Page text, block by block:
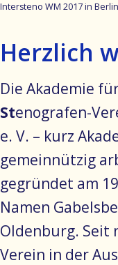
Intersteno WM 2017 in
Herzlich
Die Akademie
Stenografen-
e. V. – kurz
gemeinnützig
gegründet am
Namen
Oldenburg. Seit
Verein in der